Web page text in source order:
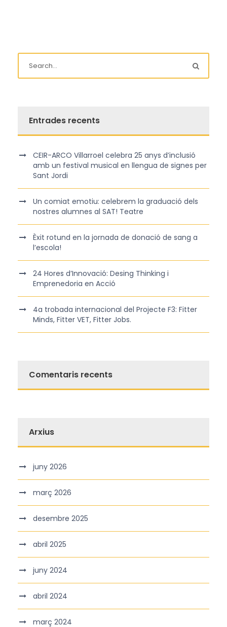
Entrades recents
CEIR-ARCO Villarroel celebra 25 anys d’inclusió
amb un festival musical en llengua de signes per
Sant Jordi
Un comiat emotiu: celebrem la graduació dels
nostres alumnes al SAT! Teatre
Èxit rotund en la jornada de donació de sang a
l’escola!
24 Hores d’Innovació: Desing Thinking i
Emprenedoria en Acció
4a trobada internacional del Projecte F3: Fitter
Minds, Fitter VET, Fitter Jobs.
Comentaris recents
Arxius
juny 2026
març 2026
desembre 2025
abril 2025
juny 2024
abril 2024
març 2024